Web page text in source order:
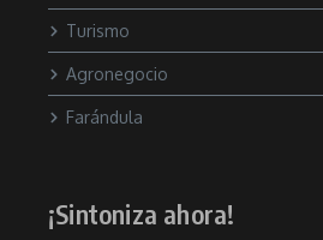
Turismo
Agronegocio
Farándula
¡Sintoniza ahora!